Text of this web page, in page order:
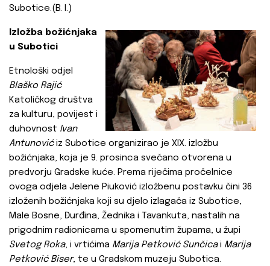
Subotice.(B. I.)
Izložba božićnjaka
u Subotici
Etnološki odjel
Blaško Rajić
Katoličkog društva
za kulturu, povijest i
duhovnost Ivan
Antunovićiz Subotice organizirao je XIX. izložbu
božićnjaka, koja je 9. prosinca svečano otvorena u
predvorju Gradske kuće. Prema riječima pročelnice
ovoga odjela Jelene Piuković izložbenu postavku čini 36
izloženih božićnjaka koji su djelo izlagača iz Subotice,
Male Bosne, Đurđina, Žednika i Tavankuta, nastalih na
prigodnim radionicama u spomenutim župama, u župi
Svetog Roka, i vrtićima Marija Petković Sunčicai Marija
Petković Biser, te u Gradskom muzeju Subotica.